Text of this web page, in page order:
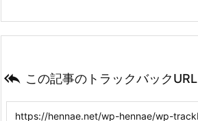
 この記事のトラックバックURL